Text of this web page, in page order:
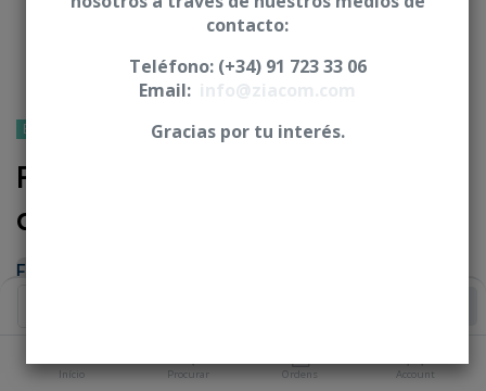
Início Procurar Ordens Account
BIOHORIZONS®
Pilar angulado 25°
anatómico - CBH
Entrar
contacto:
Teléfono: (+34) 91 723 33 06
Email:
Gracias por tu interés.